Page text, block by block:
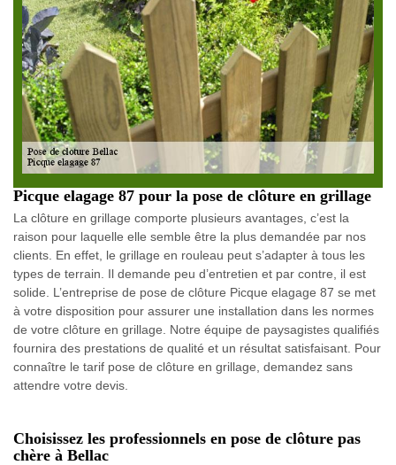
Picque elagage 87 pour la pose de clôture en grillage
La clôture en grillage comporte plusieurs avantages, c’est la
raison pour laquelle elle semble être la plus demandée par nos
clients. En effet, le grillage en rouleau peut s’adapter à tous les
types de terrain. Il demande peu d’entretien et par contre, il est
solide. L’entreprise de pose de clôture Picque elagage 87 se met
à votre disposition pour assurer une installation dans les normes
de votre clôture en grillage. Notre équipe de paysagistes qualifiés
fournira des prestations de qualité et un résultat satisfaisant. Pour
connaître le tarif pose de clôture en grillage, demandez sans
attendre votre devis.
Choisissez les professionnels en pose de clôture pas
chère à Bellac